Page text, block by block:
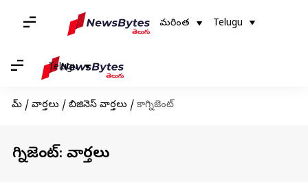
మరింత Telugu
Telugu
హోమ్ / వార్తలు / బిజినెస్ వార్తలు / కాగ్నిజెంట్
కాగ్నిజెంట్: వార్తలు